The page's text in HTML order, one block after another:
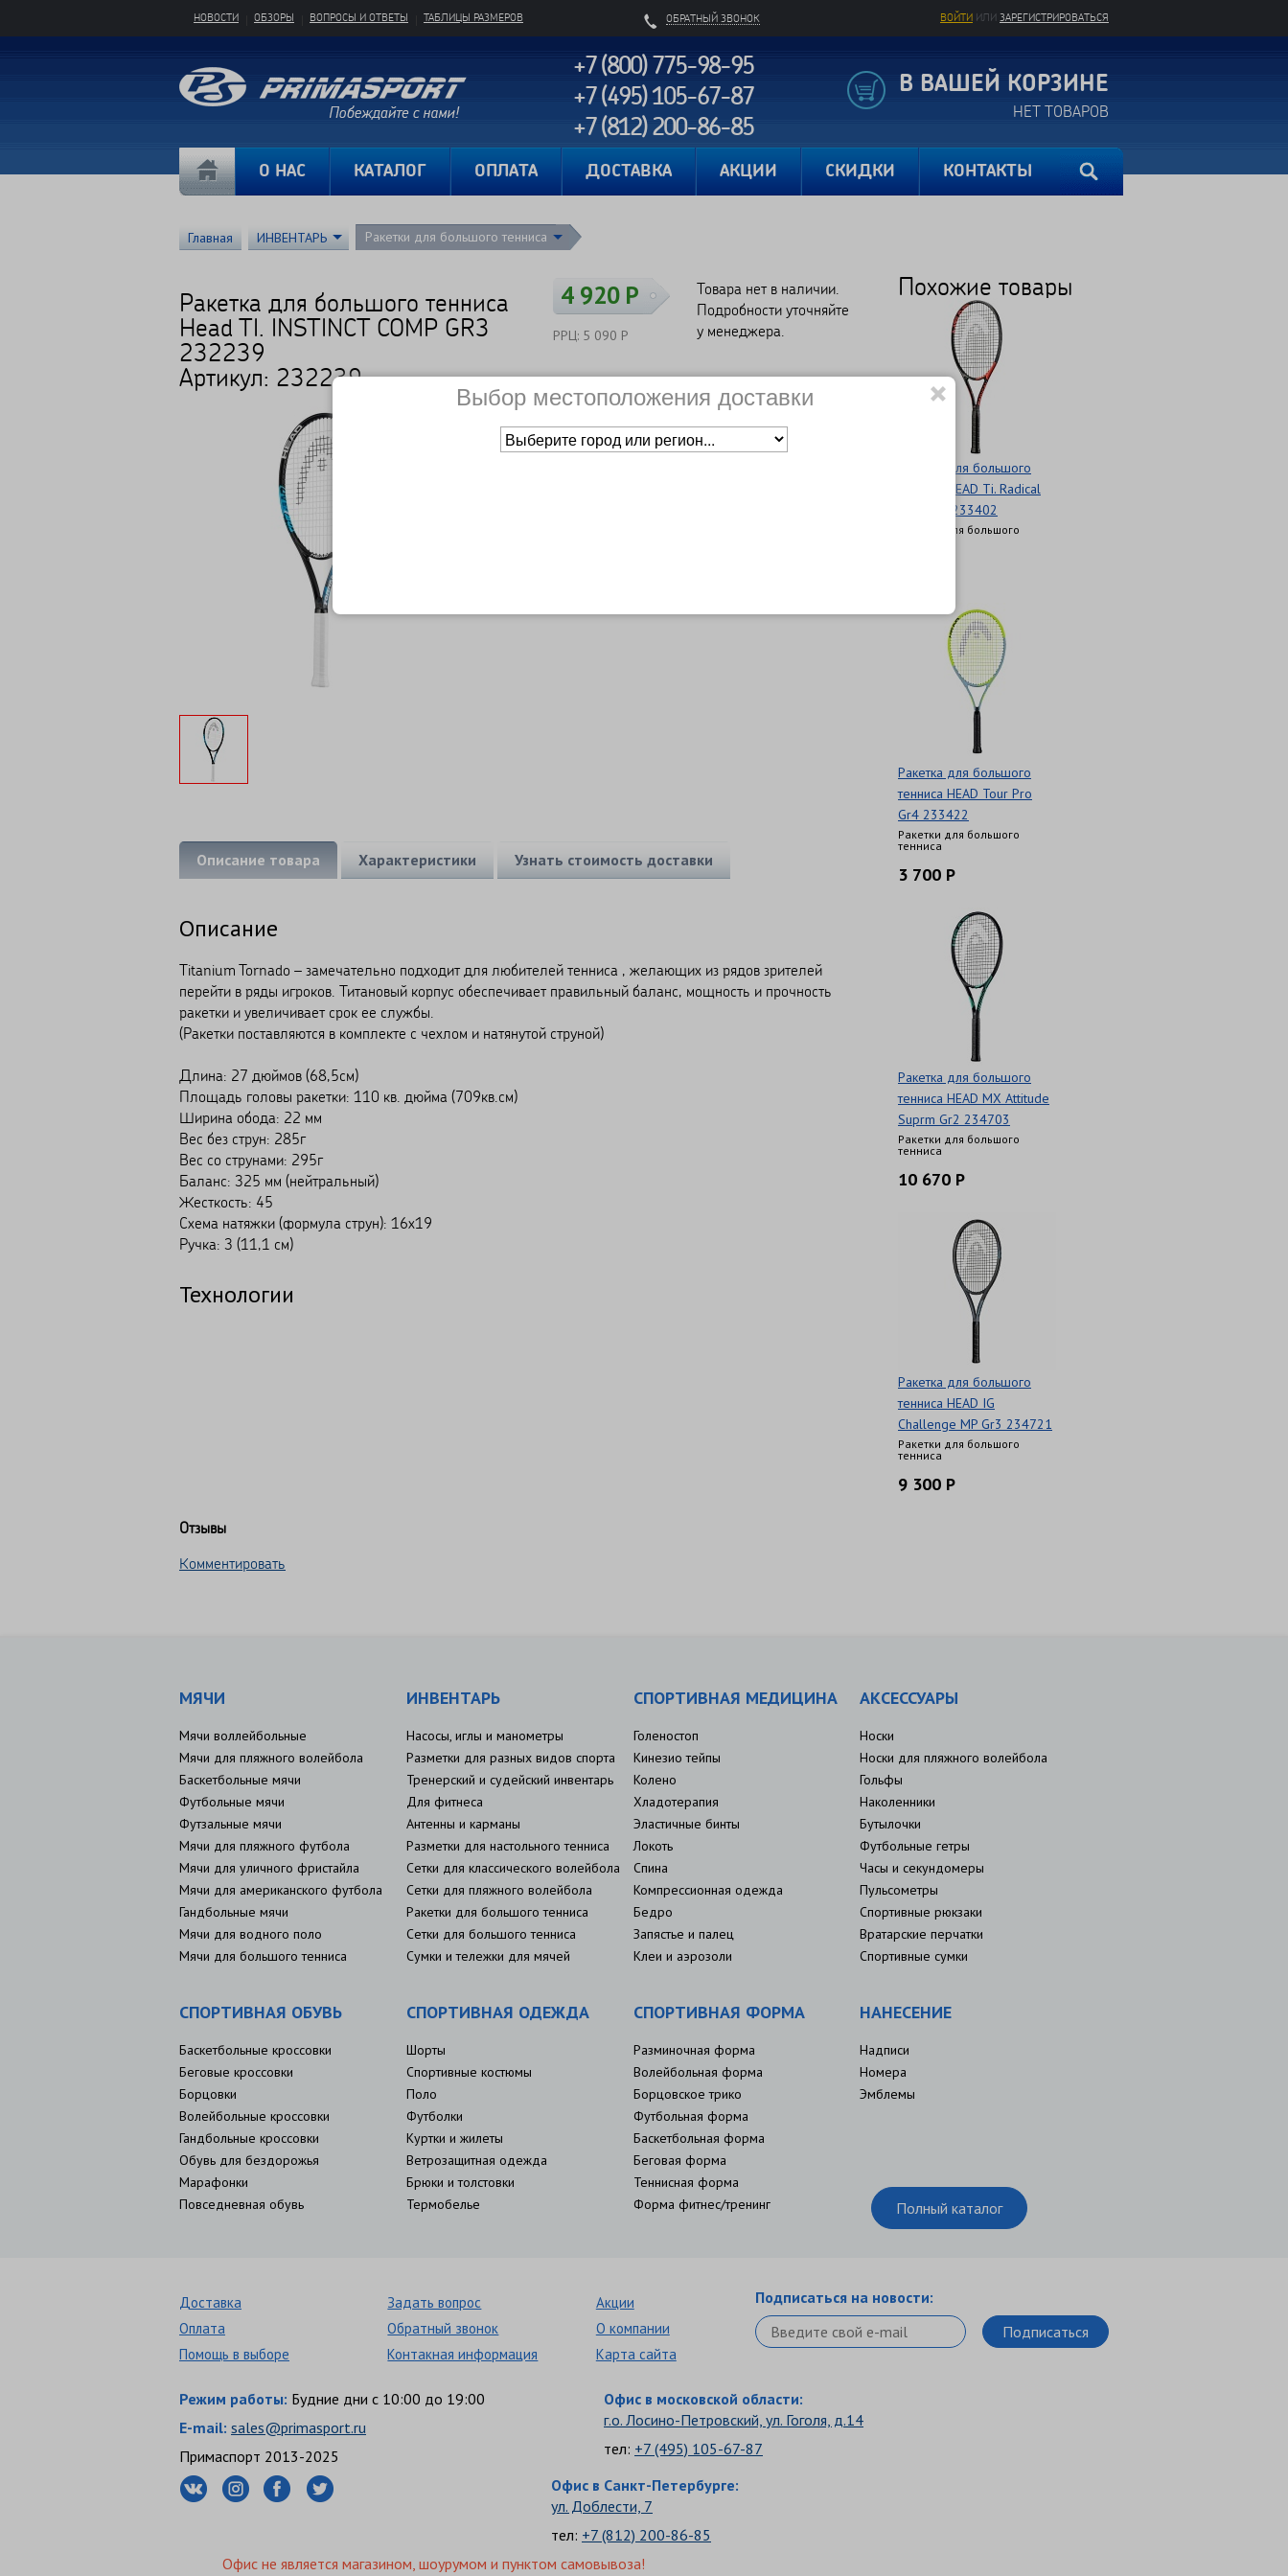
ОБРАТНЫЙ ЗВОНОК ВОЙТИ ИЛИ ЗАРЕГИСТРИРОВАТЬСЯ
НОВОСТИ ОБЗОРЫ ВОПРОСЫ И ОТВЕТЫ ТАБЛИЦЫ РАЗМЕРОВ
+7 (800) 775-98-95
+7 (495) 105-67-87
+7 (812) 200-86-85
В ВАШЕЙ КОРЗИНЕ
НЕТ ТОВАРОВ
О НАС КАТАЛОГ ОПЛАТА ДОСТАВКА АКЦИИ СКИДКИ КОНТАКТЫ
Главная ИНВЕНТАРЬ Ракетки для большого тенниса
Ракетка для большого тенниса
Head TI. INSTINCT COMP GR3
232239
Артикул: 232239
4 920 Р
РРЦ: 5 090 Р
Товара нет в наличии.
Подробности уточняйте
у менеджера.
Сравнить Нет в наличии
Основное о товаре
Описание товара Характеристики Узнать стоимость доставки
Описание
Titanium Tornado – замечательно подходит для любителей тенниса , желающих из рядов зрителей
перейти в ряды игроков. Титановый корпус обеспечивает правильный баланс, мощность и прочность
ракетки и увеличивает срок ее службы.
(Ракетки поставляются в комплекте с чехлом и натянутой струной)
Длина: 27 дюймов (68,5см)
Площадь головы ракетки: 110 кв. дюйма (709кв.см)
Ширина обода: 22 мм
Вес без струн: 285г
Вес со струнами: 295г
Баланс: 325 мм (нейтральный)
Жесткость: 45
Схема натяжки (формула струн): 16x19
Ручка: 3 (11,1 см)
Технологии
Похожие товары
Ракетка для большого
тенниса HEAD Ti. Radical
Elite Gr3 233402
Ракетки для большого
Ракетка для большого
тенниса HEAD Tour Pro
Gr4 233422
Ракетки для большого
тенниса
3 700 Р
Ракетка для большого
тенниса HEAD MX Attitude
Suprm Gr2 234703
Ракетки для большого
тенниса
10 670 Р
Ракетка для большого
тенниса HEAD IG
Challenge MP Gr3 234721
Ракетки для большого
тенниса
9 300 Р
Отзывы
Комментировать
МЯЧИ
Мячи воллейбольные
Мячи для пляжного волейбола
Баскетбольные мячи
Футбольные мячи
Футзальные мячи
Мячи для пляжного футбола
Мячи для уличного фристайла
Мячи для американского футбола
Гандбольные мячи
Мячи для водного поло
Мячи для большого тенниса
ИНВЕНТАРЬ
Насосы, иглы и манометры
Разметки для разных видов спорта
Тренерский и судейский инвентарь
Для фитнеса
Антенны и карманы
Разметки для настольного тенниса
Сетки для классического волейбола
Сетки для пляжного волейбола
Ракетки для большого тенниса
Сетки для большого тенниса
Сумки и тележки для мячей
СПОРТИВНАЯ МЕДИЦИНА
Голеностоп
Кинезио тейпы
Колено
Хладотерапия
Эластичные бинты
Локоть
Спина
Компрессионная одежда
Бедро
Запястье и палец
Клеи и аэрозоли
АКСЕССУАРЫ
Носки
Носки для пляжного волейбола
Гольфы
Наколенники
Бутылочки
Футбольные гетры
Часы и секундомеры
Пульсометры
Спортивные рюкзаки
Вратарские перчатки
Спортивные сумки
СПОРТИВНАЯ ОБУВЬ
Баскетбольные кроссовки
Беговые кроссовки
Борцовки
Волейбольные кроссовки
Гандбольные кроссовки
Обувь для бездорожья
Марафонки
Повседневная обувь
СПОРТИВНАЯ ОДЕЖДА
Шорты
Спортивные костюмы
Поло
Футболки
Куртки и жилеты
Ветрозащитная одежда
Брюки и толстовки
Термобелье
СПОРТИВНАЯ ФОРМА
Разминочная форма
Волейбольная форма
Борцовское трико
Футбольная форма
Баскетбольная форма
Беговая форма
Теннисная форма
Форма фитнес/тренинг
НАНЕСЕНИЕ
Надписи
Номера
Эмблемы
Полный каталог
Доставка
Оплата
Помощь в выборе
Задать вопрос
Обратный звонок
Контакная информация
Акции
О компании
Карта сайта
Подписаться на новости:
Режим работы: Будние дни с 10:00 до 19:00
E-mail: sales@primasport.ru
Примаспорт 2013-2025
Офис в московской области:
г.о. Лосино-Петровский, ул. Гоголя, д.14
тел: +7 (495) 105-67-87
Офис в Санкт-Петербурге:
ул. Доблести, 7
тел: +7 (812) 200-86-85
Офис не является магазином, шоурумом и пунктом самовывоза!
Выбор местоположения доставки